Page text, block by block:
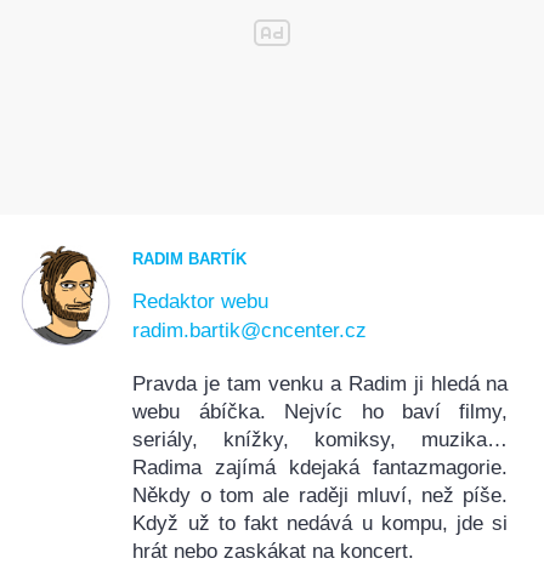
RADIM BARTÍK
Redaktor webu
radim.bartik@cncenter.cz
Pravda je tam venku a Radim ji hledá na
webu ábíčka. Nejvíc ho baví filmy,
seriály, knížky, komiksy, muzika…
Radima zajímá kdejaká fantazmagorie.
Někdy o tom ale raději mluví, než píše.
Když už to fakt nedává u kompu, jde si
hrát nebo zaskákat na koncert.